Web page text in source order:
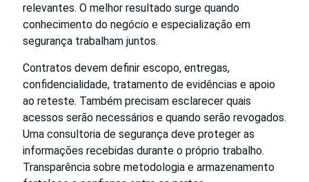
relevantes. O melhor resultado surge quando
conhecimento do negócio e especialização em
segurança trabalham juntos.
Contratos devem definir escopo, entregas,
confidencialidade, tratamento de evidências e apoio
ao reteste. Também precisam esclarecer quais
acessos serão necessários e quando serão revogados.
Uma consultoria de segurança deve proteger as
informações recebidas durante o próprio trabalho.
Transparência sobre metodologia e armazenamento